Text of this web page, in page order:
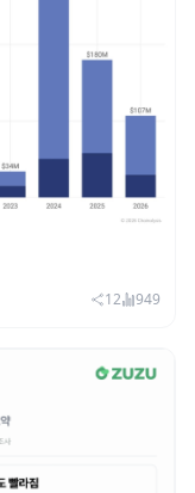
대상 폭력
만 달러 돌파
12 949